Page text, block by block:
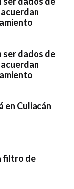
acuerdan
ser dados de
acuerdan
en Culiacán
filtro de